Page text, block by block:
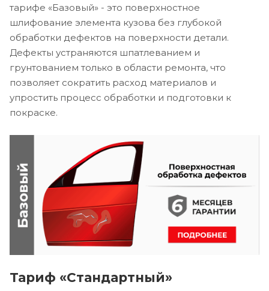
тарифе «Базовый» - это поверхностное
шлифование элемента кузова без глубокой
обработки дефектов на поверхности детали.
Дефекты устраняются шпатлеванием и
грунтованием только в области ремонта, что
позволяет сократить расход материалов и
упростить процесс обработки и подготовки к
покраске.
Тариф «Стандартный»